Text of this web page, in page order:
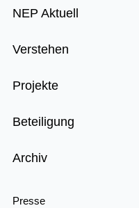
Footer
NEP Aktuell
Verstehen
Projekte
Beteiligung
Archiv
Presse